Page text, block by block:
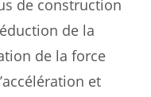
de construction
de la
de la force
et